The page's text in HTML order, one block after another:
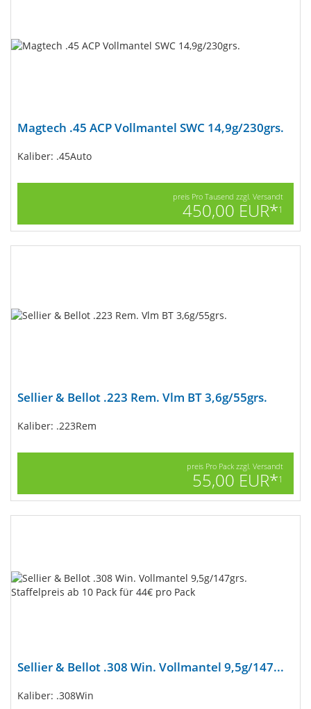
Magtech .45 ACP Vollmantel SWC 14,9g/230grs.
Kaliber: .45Auto
preis Pro Tausend zzgl. Versandt
450,00 EUR*1
Sellier & Bellot .223 Rem. Vlm BT 3,6g/55grs.
Kaliber: .223Rem
preis Pro Pack zzgl. Versandt
55,00 EUR*1
Sellier & Bellot .308 Win. Vollmantel 9,5g/147...
Kaliber: .308Win